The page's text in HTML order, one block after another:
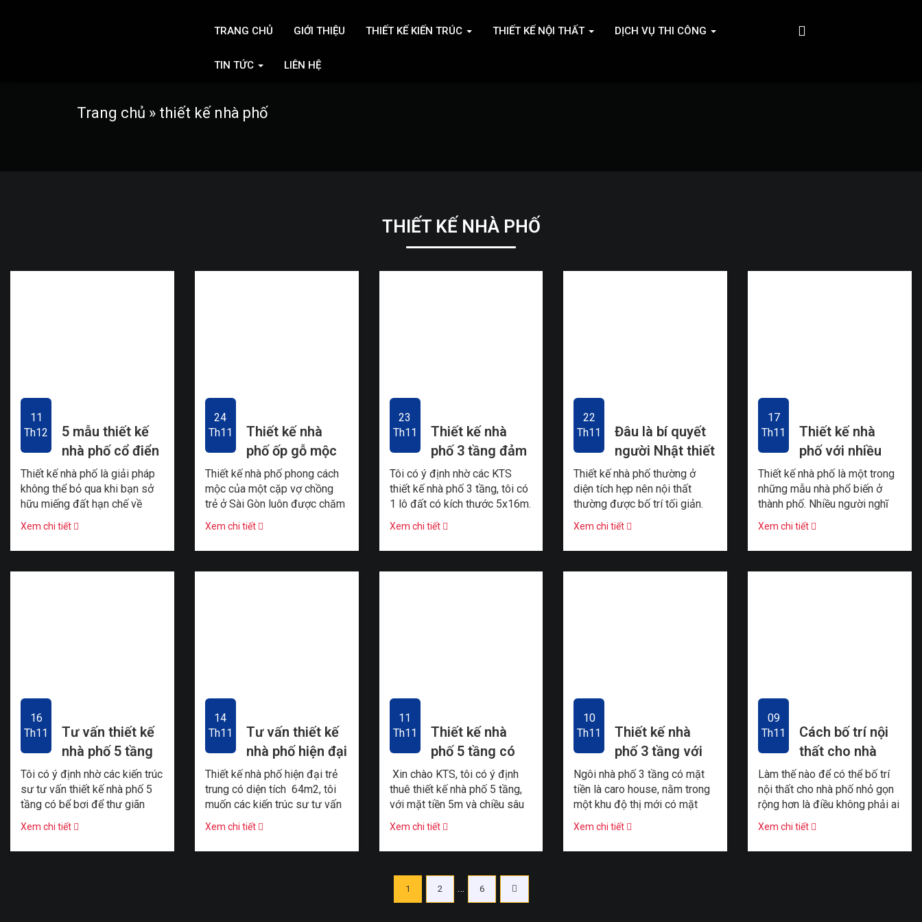
TRANG CHỦ GIỚI THIỆU THIẾT KẾ KIẾN TRÚC THIẾT KẾ NỘI THẤT DỊCH VỤ THI CÔNG
TIN TỨC LIÊN HỆ
Trang chủ » thiết kế nhà phố
THIẾT KẾ NHÀ PHỐ
5 mẫu thiết kế
nhà phố cổ điển
dưới 1 tỷ đồng
Thiết kế nhà phố là giải pháp
không thể bỏ qua khi bạn sở
hữu miếng đất hạn chế về
chiều ngang, và chi phí thiết kế
và xây dựng không ...
11
Th12
Xem chi tiết
Thiết kế nhà
phố ốp gỗ mộc
thân thiện với
thiên nhiên
Thiết kế nhà phố phong cách
mộc của một cặp vợ chồng
trẻ ở Sài Gòn luôn được chăm
chút trong từng góc nhỏ của
không gian. Khi có những ...
24
Th11
Xem chi tiết
Thiết kế nhà
phố 3 tầng đảm
bảo công năng
sử dụng
Tôi có ý định nhờ các KTS
thiết kế nhà phố 3 tầng, tôi có
1 lô đất có kích thước 5x16m.
Vợ chồng tôi có dự định sẽ
xây một ngôi nhà phố ...
23
Th11
Xem chi tiết
Đâu là bí quyết
người Nhật thiết
kế nhà phố tối
giản tinh tế
Thiết kế nhà phố thường ở
diện tích hẹp nên nội thất
thường được bố trí tối giản.
Chúng ta hãy cùng học phong
cách nội thất được người ...
22
Th11
Xem chi tiết
Thiết kế nhà
phố với nhiều
mảng xanh ở
Sài Gòn
Thiết kế nhà phố là một trong
những mẫu nhà phổ biến ở
thành phố. Nhiều người nghĩ
rằng nhà phố có không gian
chật hẹp rất khó để có ...
17
Th11
Xem chi tiết
Tư vấn thiết kế
nhà phố 5 tầng
có bể bơi thư
giãn
Tôi có ý định nhờ các kiến trúc
sư tư vấn thiết kế nhà phố 5
tầng có bể bơi để thư giãn
sau những giờ làm việc căng
thẳng. Gia đình tôi ...
16
Th11
Xem chi tiết
Tư vấn thiết kế
nhà phố hiện đại
trẻ trung cho vợ
chồng trẻ
Thiết kế nhà phố hiện đại trẻ
trung có diện tích 64m2, tôi
muốn các kiến trúc sư tư vấn
cho tôi thiết kế nhà phố 2 tầng
trẻ trung, ...
14
Th11
Xem chi tiết
Thiết kế nhà
phố 5 tầng có
không gian sân
chơi cho trẻ nhỏ
Xin chào KTS, tôi có ý định
thuê thiết kế nhà phố 5 tầng,
với mặt tiền 5m và chiều sâu
20m, phía trước có một
khoảng sân trước nhà đủ ...
11
Th11
Xem chi tiết
Thiết kế nhà
phố 3 tầng với
mặt tiền tổ ong
độc đáo
Ngôi nhà phố 3 tầng có mặt
tiền là caro house, nằm trong
một khu độ thị mới có mặt
tiền khá độc đáo với nhiều ô
đặc rỗng xen kẽ nhau. ...
10
Th11
Xem chi tiết
Cách bố trí nội
thất cho nhà
phố nhỏ trở nên
rộng hơn
Làm thế nào để có thể bố trí
nội thất cho nhà phố nhỏ gọn
rộng hơn là điều không phải ai
cũng có thể thực hiện được.
Hãy học hỏi ý ...
09
Th11
Xem chi tiết
Phân
1 2 … 6